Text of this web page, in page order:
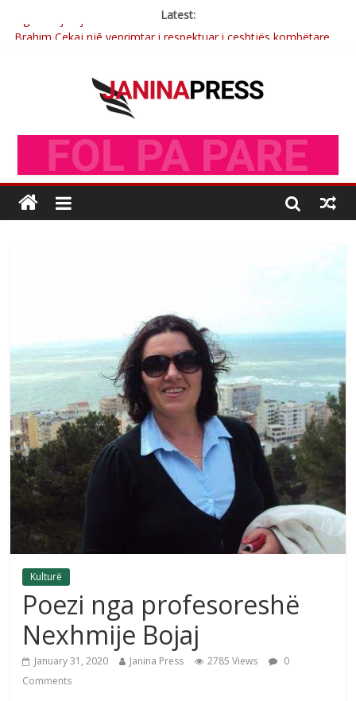
Latest:
Brahim Çekaj njē veprimtar i respektuar i çeshtjës kombëtare
Çlirimtari Agron Gërvalla me takime pune në atdhe të shoqerisë
Mimoza Gjoni artiste e mirëfilltë e këngës shqiptare
Nga Elmije Ajazi e nderuar
Kulturë
Poezi nga profesoreshë
Nexhmije Bojaj
January 31, 2020 Janina Press 2785 Views
0
Comments